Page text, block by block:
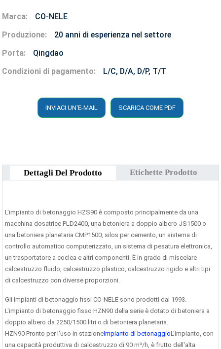
Marca:
CO-NELE
Produzione:
20 anni di esperienza nel settore
Porta:
Qingdao
Condizioni di pagamento:
L/C, D/A, D/P, T/T
INVIACI UN'E-MAIL SCARICA COME PDF
Dettagli Del Prodotto Etichette Prodotto
L'impianto di betonaggio HZS90 è composto principalmente da una
macchina dosatrice PLD2400, una betoniera a doppio albero JS1500 o
una betoniera planetaria CMP1500, silos per cemento, un sistema di
controllo automatico computerizzato, un sistema di pesatura elettronica,
un trasportatore a coclea e altri componenti. È in grado di miscelare
calcestruzzo fluido, calcestruzzo plastico, calcestruzzo rigido e altri tipi
di calcestruzzo con diverse proporzioni.
Gli impianti di betonaggio fissi CO-NELE sono prodotti dal 1993.
L'impianto di betonaggio fisso HZN90 della serie è dotato di betoniera a
doppio albero da 2250/1500 litri o di betoniera planetaria.
HZN90 Pronto per l'uso in stazioneImpianto di betonaggioL'impianto, con
una capacità produttiva di calcestruzzo di 90 m³/h, è frutto dell'alta